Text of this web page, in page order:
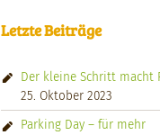
Letzte Beiträge
Der kleine Schritt macht
25. Oktober 2023
Parking Day – für mehr